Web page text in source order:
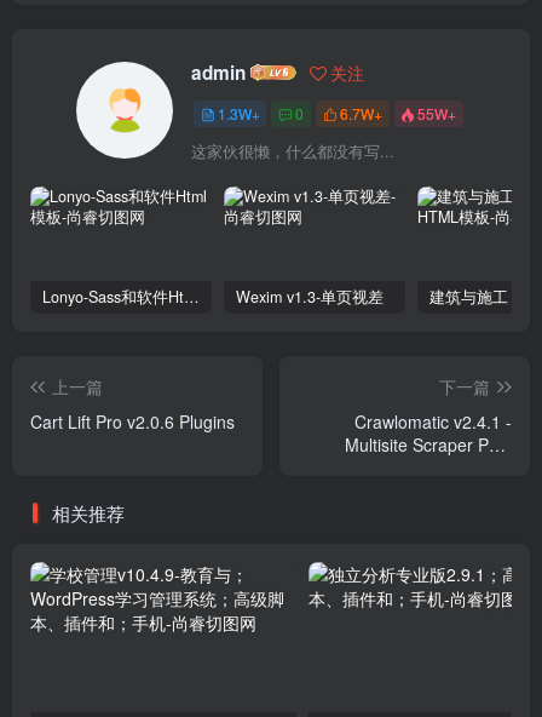
admin 关注
1.3W+ 0 6.7W+ 55W+
这家伙很懒，什么都没有写...
Lonyo-Sass和软件Html模板 Wexim v1.3-单页视差
上一篇
Cart Lift Pro v2.0.6 Plugins
下一篇
Crawlomatic v2.4.1 -
Multisite Scraper Post
相关推荐